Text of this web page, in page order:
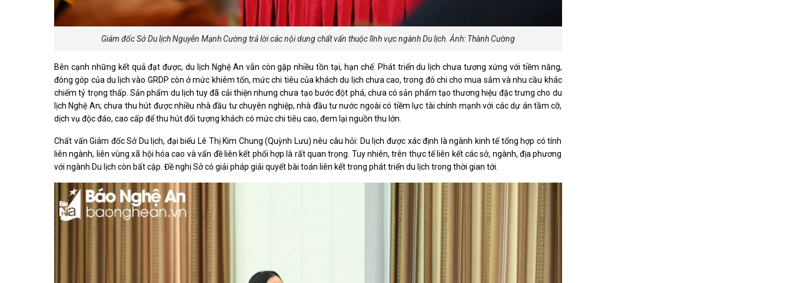
Giám đốc Sở Du lịch Nguyễn Mạnh Cường trả lời các nội dung chất vấn thuộc lĩnh vực ngành Du lịch. Ảnh: Thành Cường
Bên cạnh những kết quả đạt được, du lịch Nghệ An vẫn còn gặp nhiều tồn tại, hạn chế: Phát triển du lịch chưa tương xứng với tiềm năng,
đóng góp của du lịch vào GRDP còn ở mức khiêm tốn, mức chi tiêu của khách du lịch chưa cao, trong đó chi cho mua sắm và nhu cầu khác
chiếm tỷ trọng thấp. Sản phẩm du lịch tuy đã cải thiện nhưng chưa tạo bước đột phá, chưa có sản phẩm tạo thương hiệu đặc trưng cho du
lịch Nghệ An; chưa thu hút được nhiều nhà đầu tư chuyên nghiệp, nhà đầu tư nước ngoài có tiềm lực tài chính mạnh với các dự án tầm cỡ,
dịch vụ độc đáo, cao cấp để thu hút đối tượng khách có mức chi tiêu cao, đem lại nguồn thu lớn.
Chất vấn Giám đốc Sở Du lịch, đại biểu Lê Thị Kim Chung (Quỳnh Lưu) nêu câu hỏi: Du lịch được xác định là ngành kinh tế tổng hợp có tính
liên ngành, liên vùng xã hội hóa cao và vấn đề liên kết phối hợp là rất quan trọng. Tuy nhiên, trên thực tế liên kết các sở, ngành, địa phương
với ngành Du lịch còn bất cập. Đề nghị Sở có giải pháp giải quyết bài toán liên kết trong phát triển du lịch trong thời gian tới.